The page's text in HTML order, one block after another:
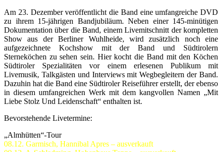
Am 23. Dezember veröffentlicht die Band eine umfangreiche DVD
zu ihrem 15-jährigen Bandjubiläum. Neben einer 145-minütigen
Dokumentation über die Band, einem Livemitschnitt der kompletten
Show aus der Berliner Wuhlheide, wird zusätzlich noch eine
aufgezeichnete Kochshow mit der Band und Südtirolern
Sterneköchen zu sehen sein. Hier kocht die Band mit den Köchen
Südtiroler Spezialitäten vor einem erlesenen Publikum mit
Livemusik, Talkgästen und Interviews mit Wegbegleitern der Band.
Dazuhin hat die Band eine Südtiroler Reiseführer erstellt, der ebenso
in diesem umfangreichen Werk mit dem kangvollen Namen „Mit
Liebe Stolz Und Leidenschaft“ enthalten ist.
Bevorstehende Livetermine:
„Almhütten“-Tour
08.12. Garmisch, Hannibal Apres – ausverkauft